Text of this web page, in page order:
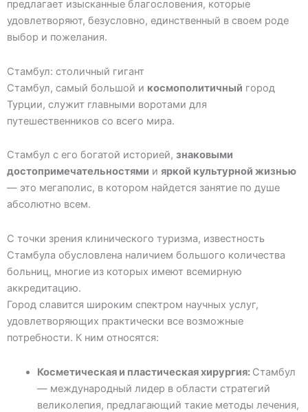
предлагает изысканные благословения, которые
удовлетворяют, безусловно, единственный в своем роде
выбор и пожелания.
Стамбул: столичный гигант
Стамбул, самый большой и космополитичный город
Турции, служит главными воротами для
путешественников со всего мира.
Стамбул с его богатой историей, знаковыми
достопримечательностями и яркой культурной жизнью
— это мегаполис, в котором найдется занятие по душе
абсолютно всем.
С точки зрения клинического туризма, известность
Стамбула обусловлена наличием большого количества
больниц, многие из которых имеют всемирную
аккредитацию.
Город славится широким спектром научных услуг,
удовлетворяющих практически все возможные
потребности. К ним относятся:
Косметическая и пластическая хирургия: Стамбул
— международный лидер в области стратегий
великолепия, предлагающий такие методы лечения,